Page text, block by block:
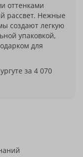
оттенками
рассвет. Нежные
создают легкую
упаковкой,
для
за 4 070